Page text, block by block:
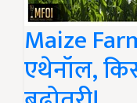
Maize
एथेनॉल,